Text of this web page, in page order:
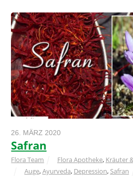
26. MÄRZ 2020
Safran
Flora Team Flora Apotheke, Kräuter
Auge,Ayurveda, Depression, Safran